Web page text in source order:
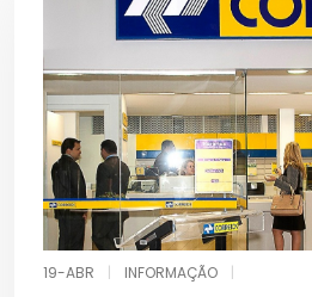
19-ABR INFORMAÇÃO